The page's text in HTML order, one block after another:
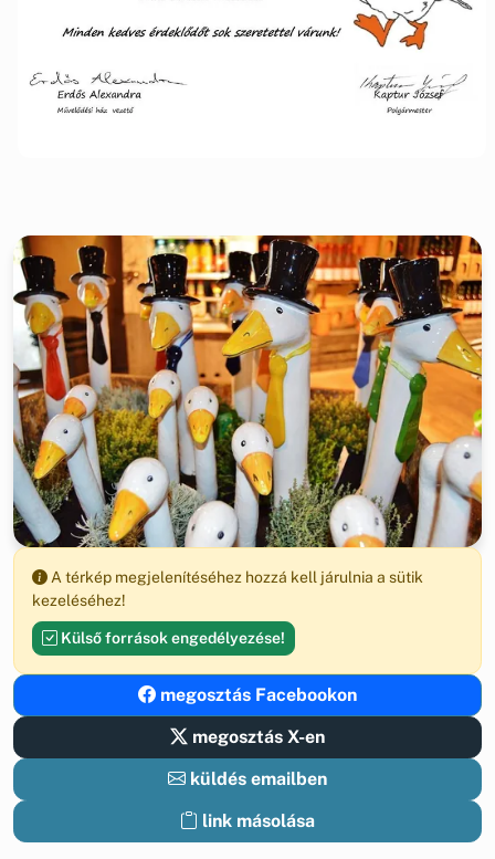
A térkép megjelenítéséhez hozzá kell járulnia a sütik
kezeléséhez!
Külső források engedélyezése!
megosztás Facebookon
megosztás X-en
küldés emailben
link másolása